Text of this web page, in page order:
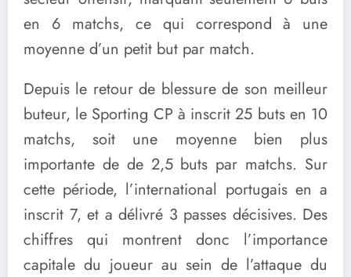
en 6 matchs, ce qui correspond à une
moyenne d’un petit but par match.
Depuis le retour de blessure de son meilleur
buteur, le Sporting CP à inscrit 25 buts en 10
matchs, soit une moyenne bien plus
importante de de 2,5 buts par matchs. Sur
cette période, l’international portugais en a
inscrit 7, et a délivré 3 passes décisives. Des
chiffres qui montrent donc l’importance
capitale du joueur au sein de l’attaque du